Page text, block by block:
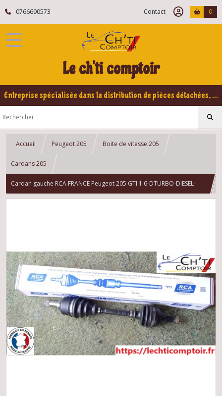
0766690573 Contact 0
Le ch'ti comptoir
Entreprise spécialisée dans la distribution de pièces détachées, refabrication pour voitures Yountimers Peugeot 205 GTI, 309 GTI - GTI16
Accueil Peugeot 205 Boite de vitesse 205
Cardans 205
Cardan gauche RCA FRANCE Peugeot 205 GTI 1.6-DTURBO-DIESEL-